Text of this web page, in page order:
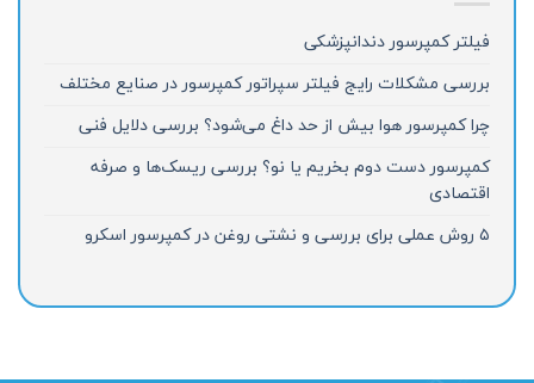
فیلتر کمپرسور دندانپزشکی
بررسی مشکلات رایج فیلتر سپراتور کمپرسور در صنایع مختلف
چرا کمپرسور هوا بیش از حد داغ می‌شود؟ بررسی دلایل فنی
کمپرسور دست دوم بخریم یا نو؟ بررسی ریسک‌ها و صرفه
اقتصادی
۵ روش عملی برای بررسی و نشتی روغن در کمپرسور اسکرو